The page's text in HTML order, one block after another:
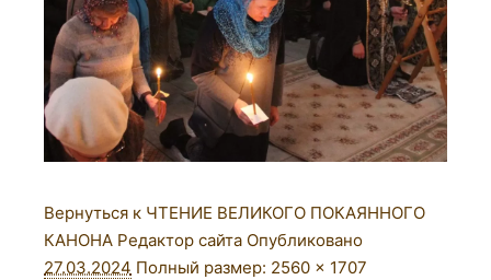
Вернуться к ЧТЕНИЕ ВЕЛИКОГО ПОКАЯННОГО
КАНОНА Редактор сайта Опубликовано
27.03.2024 Полный размер: 2560 × 1707